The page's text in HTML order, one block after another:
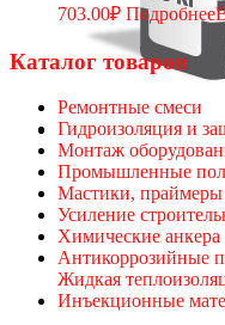
703.00₽ Подробнее
Каталог товаров
Ремонтные смеси
Гидроизоляция и
Монтаж
Промышленные
Мастики, праймеры
Усиление
Химические анкера
Антикоррозийные
Жидкая
Инъекционные